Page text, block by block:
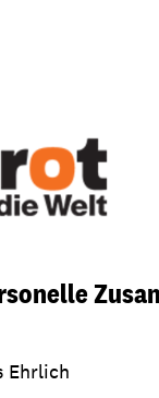
Ehrlich